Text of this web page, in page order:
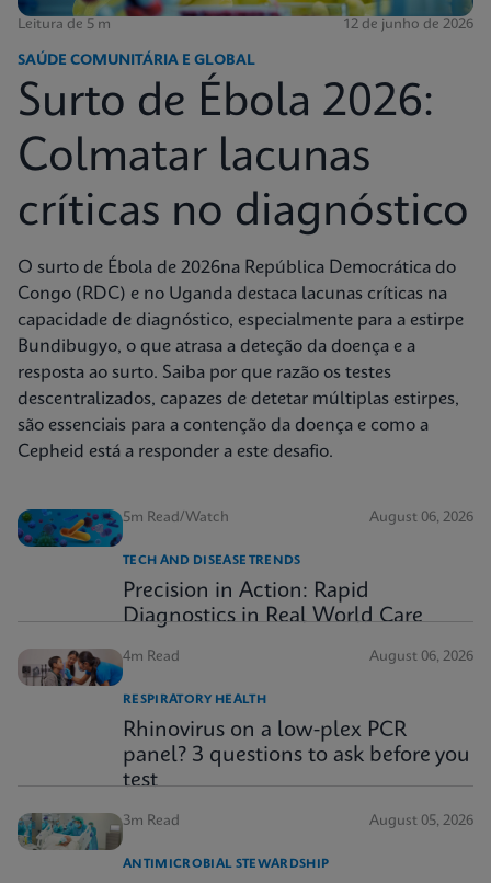
Leitura de 5 m 12 de junho de 2026
SAÚDE COMUNITÁRIA E GLOBAL
Surto de Ébola 2026:
Colmatar lacunas
críticas no diagnóstico
O surto de Ébola de 2026na República Democrática do
Congo (RDC) e no Uganda destaca lacunas críticas na
capacidade de diagnóstico, especialmente para a estirpe
Bundibugyo, o que atrasa a deteção da doença e a
resposta ao surto. Saiba por que razão os testes
descentralizados, capazes de detetar múltiplas estirpes,
são essenciais para a contenção da doença e como a
Cepheid está a responder a este desafio.
5m Read/Watch August 06, 2026
TECH AND DISEASE TRENDS
Precision in Action: Rapid
Diagnostics in Real World Care
4m Read August 06, 2026
RESPIRATORY HEALTH
Rhinovirus on a low-plex PCR
panel? 3 questions to ask before you
test
3m Read August 05, 2026
ANTIMICROBIAL STEWARDSHIP